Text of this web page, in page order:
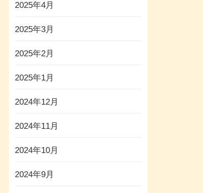
2025年4月
2025年3月
2025年2月
2025年1月
2024年12月
2024年11月
2024年10月
2024年9月